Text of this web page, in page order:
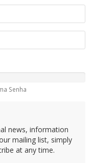
Senha
news, information
mailing list, simply
at any time.